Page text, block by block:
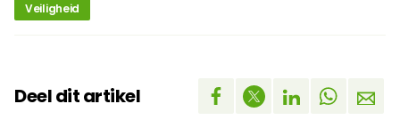
Veiligheid
Deel dit artikel